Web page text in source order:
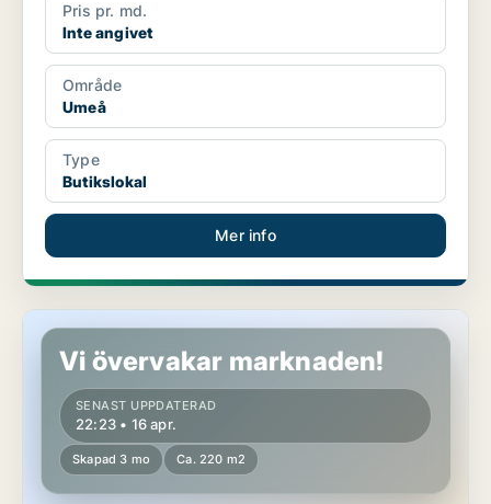
Pris pr. md.
Inte angivet
Område
Umeå
Type
Butikslokal
Mer info
Butikslokal i Värmdö, Gustavsberg
Vi övervakar marknaden!
SENAST UPPDATERAD
22:23 • 16 apr.
Skapad 3 mo Ca. 220 m2